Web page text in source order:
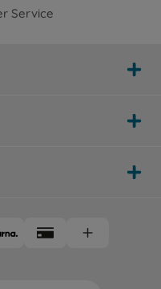
Shop
Service
ab 25€